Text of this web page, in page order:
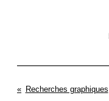
Recherches graphiques